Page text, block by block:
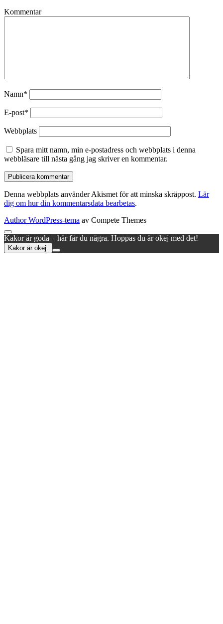
Kommentar
Namn*
E-post*
Webbplats
Spara mitt namn, min e-postadress och webbplats i denna
webbläsare till nästa gång jag skriver en kommentar.
Denna webbplats använder Akismet för att minska skräppost. Lär
dig om hur din kommentarsdata bearbetas.
Author WordPress-tema av Compete Themes
Rulla
till
toppen
Kakor är goda – här får du några. Hoppas du är okej med det!
Kakor är okej.